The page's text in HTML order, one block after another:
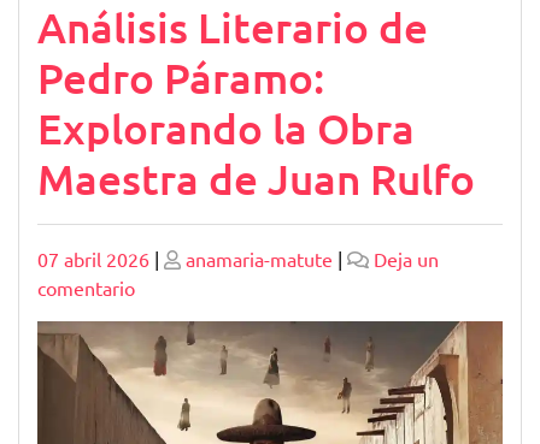
Análisis Literario de
Pedro Páramo:
Explorando la Obra
Maestra de Juan Rulfo
Publicado
07 abril 2026 | Publicado
anamaria-matute |
Deja un
comentarioen
Análisis
Literario
de
Pedro
Páramo: